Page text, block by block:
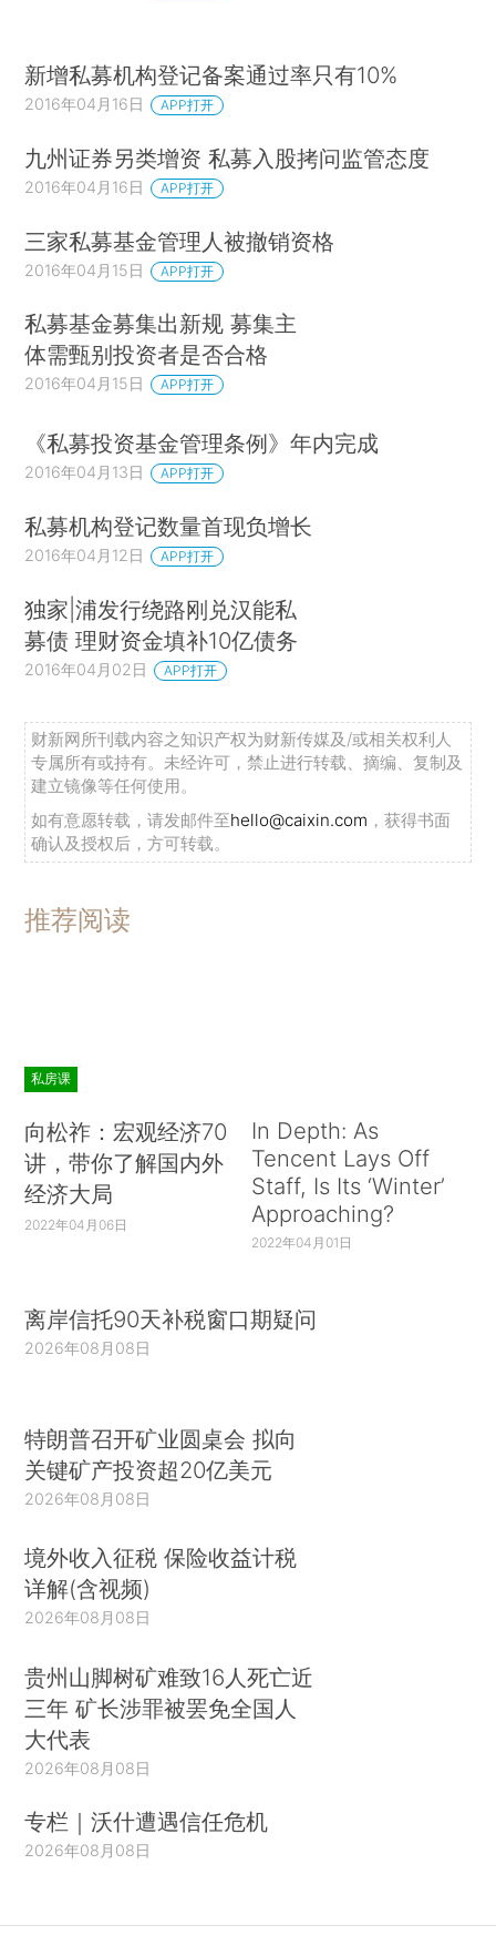
新增私募机构登记备案通过率只有10%
2016年04月16日 APP打开
九州证券另类增资 私募入股拷问监管态度
2016年04月16日 APP打开
三家私募基金管理人被撤销资格
2016年04月15日 APP打开
私募基金募集出新规 募集主
体需甄别投资者是否合格
2016年04月15日 APP打开
《私募投资基金管理条例》年内完成
2016年04月13日 APP打开
私募机构登记数量首现负增长
2016年04月12日 APP打开
独家|浦发行绕路刚兑汉能私
募债 理财资金填补10亿债务
2016年04月02日 APP打开
财新网所刊载内容之知识产权为财新传媒及/或相关权利人
专属所有或持有。未经许可，禁止进行转载、摘编、复制及
建立镜像等任何使用。
如有意愿转载，请发邮件至hello@caixin.com ，获得书面
确认及授权后，方可转载。
推荐阅读
私房课
向松祚：宏观经济70
讲，带你了解国内外
经济大局
2022年04月06日
In Depth: As
Tencent Lays Off
Staff, Is Its ‘Winter’
Approaching?
2022年04月01日
离岸信托90天补税窗口期疑问
2026年08月08日
特朗普召开矿业圆桌会 拟向
关键矿产投资超20亿美元
2026年08月08日
境外收入征税 保险收益计税
详解(含视频)
2026年08月08日
贵州山脚树矿难致16人死亡近
三年 矿长涉罪被罢免全国人
大代表
2026年08月08日
专栏｜沃什遭遇信任危机
2026年08月08日